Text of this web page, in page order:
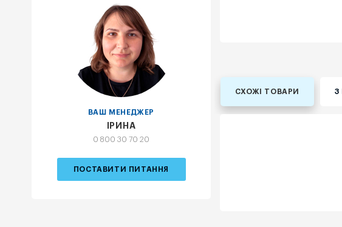
СХОЖІ ТОВАРИ З
ВАШ МЕНЕДЖЕР
ІРИНА
0 800 30 70 20
ПОСТАВИТИ ПИТАННЯ